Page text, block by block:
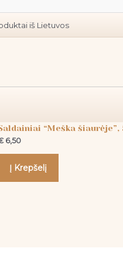
iš Lietuvos
Į Krepšelį
“Meška šiaurėje”,
6,50
Į Krepšelį